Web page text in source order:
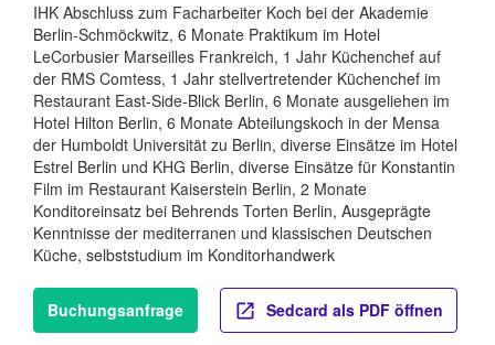
IHK Abschluss zum Facharbeiter Koch bei der Akademie
Berlin-Schmöckwitz, 6 Monate Praktikum im Hotel
LeCorbusier Marseilles Frankreich, 1 Jahr Küchenchef auf
der RMS Comtess, 1 Jahr stellvertretender Küchenchef im
Restaurant East-Side-Blick Berlin, 6 Monate ausgeliehen im
Hotel Hilton Berlin, 6 Monate Abteilungskoch in der Mensa
der Humboldt Universität zu Berlin, diverse Einsätze im Hotel
Estrel Berlin und KHG Berlin, diverse Einsätze für Konstantin
Film im Restaurant Kaiserstein Berlin, 2 Monate
Konditoreinsatz bei Behrends Torten Berlin, Ausgeprägte
Kenntnisse der mediterranen und klassischen Deutschen
Küche, selbststudium im Konditorhandwerk
Buchungsanfrage Sedcard als PDF öffnen